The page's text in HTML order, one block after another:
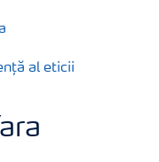
al eticii